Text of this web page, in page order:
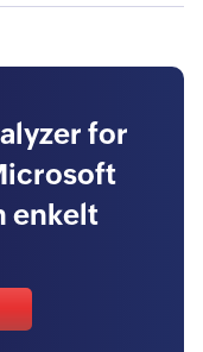
for
enkelt